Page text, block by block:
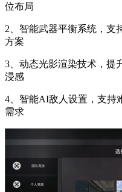
位布局
2、智能武器平衡系统，支
方案
3、动态光影渲染技术，提
浸感
4、智能AI敌人设置，支持
需求